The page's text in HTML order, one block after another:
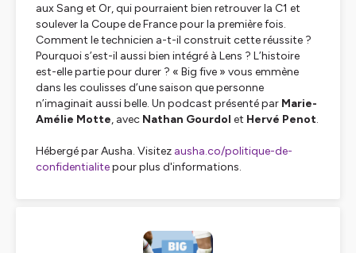
aux Sang et Or, qui pourraient bien retrouver la C1 et
soulever la Coupe de France pour la première fois.
Comment le technicien a-t-il construit cette réussite ?
Pourquoi s’est-il aussi bien intégré à Lens ? L’histoire
est-elle partie pour durer ? « Big five » vous emmène
dans les coulisses d’une saison que personne
n’imaginait aussi belle. Un podcast présenté par Marie-
Amélie Motte, avec Nathan Gourdol et Hervé Penot.
Hébergé par Ausha. Visitez ausha.co/politique-de-
confidentialitepour plus d'informations.